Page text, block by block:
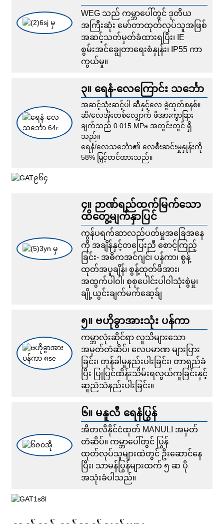
WEG သည် ကမ္ဘာပေါ်တွင် ဒုတိယ
အကြီးဆုံး မော်တာထုတ်လုပ်သူအဖြစ်
အဆင့်သတ်မှတ်ခံထားရပြီး၊ IE
စွမ်းအင်ချွေတာရေးစံနှုန်း၊ IP55 ကာ
ကွယ်မှု။
၃။ ရေနံ-လေကြောင်း သင်္ဘော
အဆင့်သုံးဆင့်ပါ ဆီနှင့်လေ ခွဲထုတ်စနစ်။
ဆီ/လေအိုးတစ်လျှောက် ဖိအားကွာခြား
ချက်သည် 0.015 MPa အတွင်းတွင် ရှိ
သည်။
ရေနံ/လေသင်္ဘော၏ လေစီးဆင်းမှုနှုန်းကို
58% မြှင့်တင်ထားသည်။
၄။ ဉာဏ်ရည်ထက်မြက်သော
ထိတွေ့မျက်နှာပြင်
ကွန်ပရက်ဆာလည်ပတ်မှုအခြေအနေ
ကို အချိန်နှင့်တပြေးညီ စောင့်ကြည့်
ခြင်း- အဓိကအင်ဂျင်၊ ပန်ကာ၊ စွန့်
ထုတ်အပူချိန်၊ စွန့်ထုတ်ဖိအား၊
အထွက်ပါဝါ၊ စုစုပေါင်းပါဝါသုံးစွဲမှု၊
ချို့ယွင်းချက်မက်ဆေ့ခ်ျ
၅။ ဗဟိုခွာအားသုံး ပန်ကာ
ကမ္ဘာလုံးဆိုင်ရာ လူသိများသော
အမှတ်တံဆိပ်၊ လေပမာဏ များပြား
ခြင်း၊ တုန်ခါမှုနည်းပါးခြင်း၊ တာရှည်ခံ
ပြီး ပြုပြင်ထိန်းသိမ်းရလွယ်ကူခြင်းနှင့်
ဆူညံသံနည်းပါးခြင်း။
၆။ မနူလီ ရေနံပြွန်
အီတလီနိုင်ငံထုတ် MANULI အမှတ်
တံဆိပ်။ ကမ္ဘာပေါ်တွင် ပြွန်
ထုတ်လုပ်သူများထဲတွင် ဦးဆောင်နေ
ပြီး၊ သာမန်ပြွန်များထက် ၅ ဆ ပို
အသုံးခံပါသည်။